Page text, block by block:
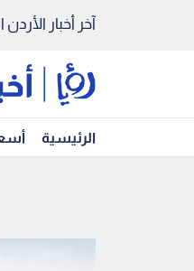
آخر أخبار
الرئيسية